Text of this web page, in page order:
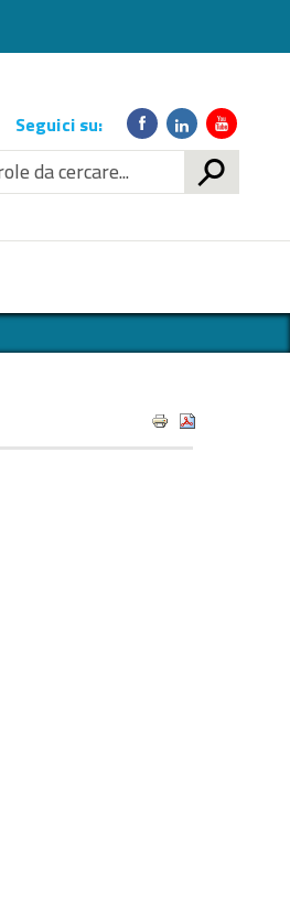
Seguici su: